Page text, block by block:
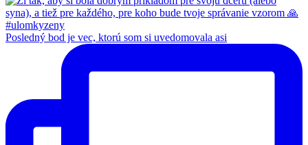
Posledný bod je vec, ktorú som si uvedomovala asi